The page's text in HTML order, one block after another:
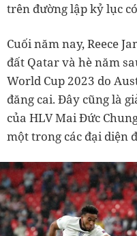
trên đường lập kỷ lục
Cuối năm nay, Reece
đất Qatar và hè năm
World Cup 2023 do
đăng cai. Đây cũng là
của HLV Mai Đức
một trong các đại diện